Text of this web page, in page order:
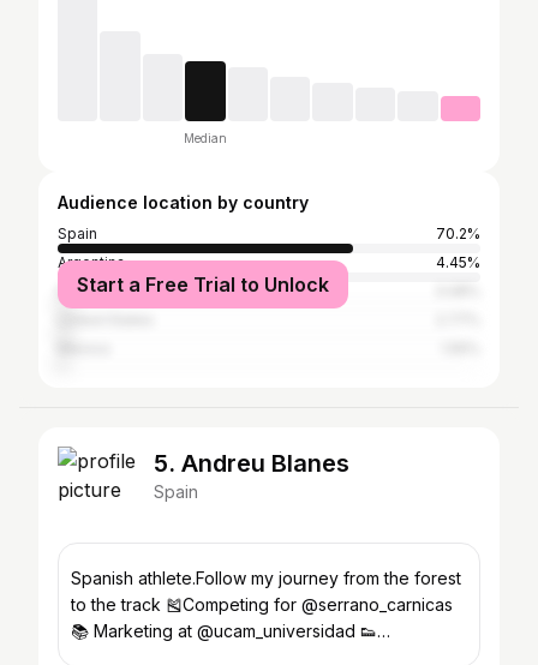
Median
Audience location by country
Spain
70.2%
Argentina
4.45%
ItalyStart a Free Trial to Unlock
5. Andreu Blanes
Spain
Spanish athlete.Follow my journey from the forest
to the track 🎽Competing for @serrano_carnicas
📚 Marketing at @ucam_universidad 👟